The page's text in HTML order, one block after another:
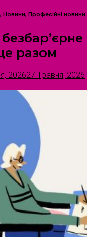
, Новини, Професійні новини
разом
202627 Травня, 2026